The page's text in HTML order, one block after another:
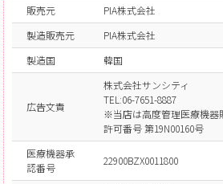
販売元
PIA株式会社
製造販売元
PIA株式会社
製造国
韓国
広告文責
株式会社サンシティ
TEL:06-7651-8887
※当店は高度管理医療機器
許可番号 第19N00160号
医療機器承
認番号
22900BZX0011800